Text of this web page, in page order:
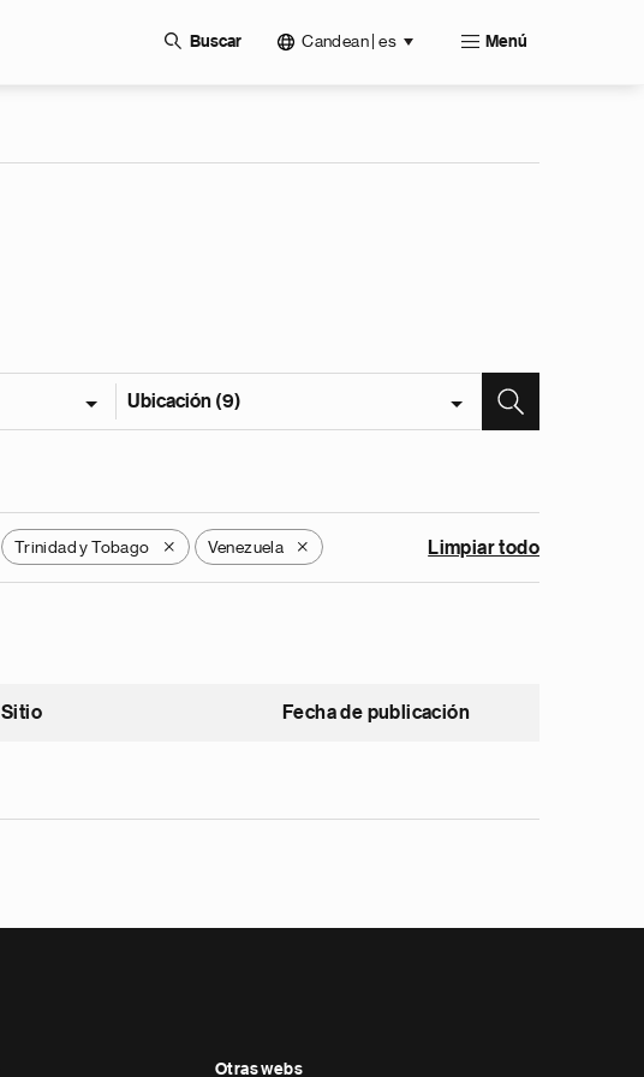
Buscar Candean | es Menú
Ubicación (9)
Trinidad y Tobago X Venezuela X Limpiar todo
Sitio Fecha de publicación
Otras webs